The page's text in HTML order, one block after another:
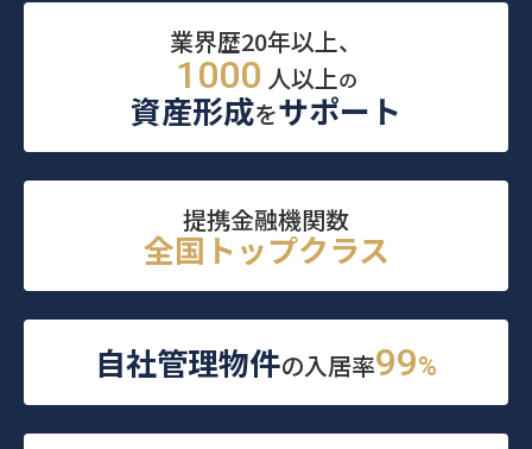
業界歴20年以上、
1000 人以上の
資産形成をサポート
提携金融機関数
全国トップクラス
自社管理物件の入居率99%